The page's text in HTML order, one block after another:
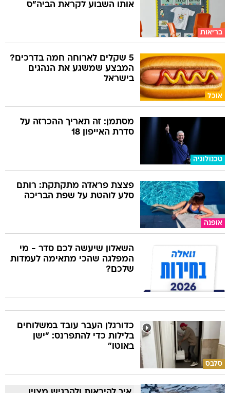
בריאות
אותו השבוע לקראת הביה"ס
אוכל
5 שקלים לארוחה חמה בדרכים?
המבצע שמשגע את הנהגים
בישראל
טכנולוגיה
מסתמן: זה תאריך ההכרזה על
סדרת האייפון 18
אופנה
פצצת פראדה מתקתקת: רותם
סלע לוהטת על שפת הבריכה
השאלון שיעשה לכם סדר - מי
המפלגה שהכי מתאימה לעמדות
שלכם?
סלבס
כדורגלן העבר עובד במשלוחים
בלילות כדי להתפרנס: "ישן
באוטו"